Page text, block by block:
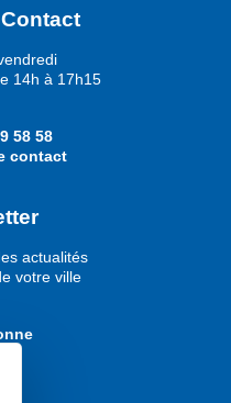
14h à 17h15
58 58
contact
actualités
votre ville